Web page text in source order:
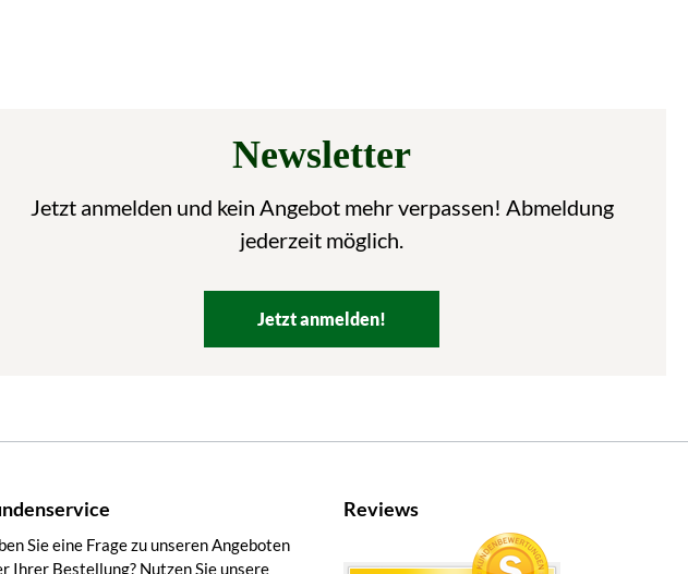
Newsletter
Jetzt anmelden und kein Angebot mehr verpassen! Abmeldung
jederzeit möglich.
Jetzt anmelden!
Sie eine Frage zu unseren Angeboten
Ihrer Bestellung? Nutzen Sie unsere
Reviews